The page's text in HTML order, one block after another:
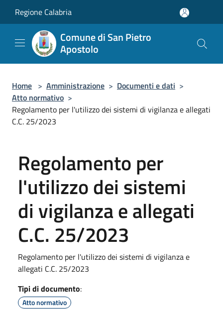
Regione Calabria
Comune di San Pietro
Apostolo
Home > Amministrazione > Documenti e dati >
Atto normativo >
Regolamento per l'utilizzo dei sistemi di vigilanza e allegati
C.C. 25/2023
Regolamento per
l'utilizzo dei sistemi
di vigilanza e allegati
C.C. 25/2023
Regolamento per l'utilizzo dei sistemi di vigilanza e
allegati C.C. 25/2023
Tipi di documento:
Atto normativo